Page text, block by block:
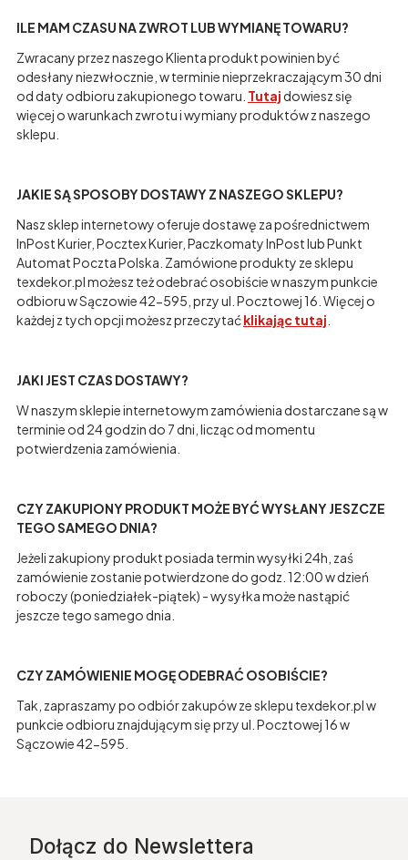
ILE MAM CZASU NA ZWROT LUB WYMIANĘ TOWARU?
Zwracany przez naszego Klienta produkt powinien być
odesłany niezwłocznie, w terminie nieprzekraczającym 30 dni
od daty odbioru zakupionego towaru. Tutaj dowiesz się
więcej o warunkach zwrotu i wymiany produktów z naszego
sklepu.
JAKIE SĄ SPOSOBY DOSTAWY Z NASZEGO SKLEPU?
Nasz sklep internetowy oferuje dostawę za pośrednictwem
InPost Kurier, Pocztex Kurier, Paczkomaty InPost lub Punkt
Automat Poczta Polska. Zamówione produkty ze sklepu
texdekor.pl możesz też odebrać osobiście w naszym punkcie
odbioru w Sączowie 42-595, przy ul. Pocztowej 16. Więcej o
każdej z tych opcji możesz przeczytaćklikając tutaj
JAKI JEST CZAS DOSTAWY?
W naszym sklepie internetowym zamówienia dostarczane są w
terminie od 24 godzin do 7 dni, licząc od momentu
potwierdzenia zamówienia.
CZY ZAKUPIONY PRODUKT MOŻE BYĆ WYSŁANY JESZCZE
TEGO SAMEGO DNIA?
Jeżeli zakupiony produkt posiada termin wysyłki 24h, zaś
zamówienie zostanie potwierdzone do godz. 12:00 w dzień
roboczy (poniedziałek-piątek) - wysyłka może nastąpić
jeszcze tego samego dnia.
CZY ZAMÓWIENIE MOGĘ ODEBRAĆ OSOBIŚCIE?
Tak, zapraszamy po odbiór zakupów ze sklepu texdekor.pl w
punkcie odbioru znajdującym się przy ul. Pocztowej 16 w
Sączowie 42-595.
Dołącz do Newslettera